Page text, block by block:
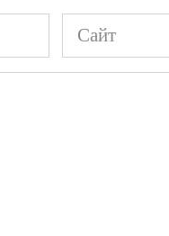
Сайт